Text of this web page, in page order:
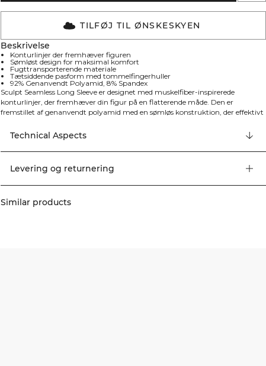
TILFØJ TIL ØNSKESKYEN
Beskrivelse
Konturlinjer der fremhæver figuren
Sømløst design for maksimal komfort
Fugttransporterende materiale
Tætsiddende pasform med tommelfingerhuller
92% Genanvendt Polyamid, 8% Spandex
Sculpt Seamless Long Sleeve er designet med muskelfiber-inspirerede
konturlinjer, der fremhæver din figur på en flatterende måde. Den er
fremstillet af genanvendt polyamid med en sømløs konstruktion, der effektivt
tætsiddende pasform og tommelfingerhullerne sikrer optimal funktionalitet
og komfort. Konturlinjer der fremhæver figuren, sømløst design for maksimal
komfort, fugttransporterende materiale, tætsiddende pasform og praktiske
Technical Aspects
Levering og returnering
Similar products